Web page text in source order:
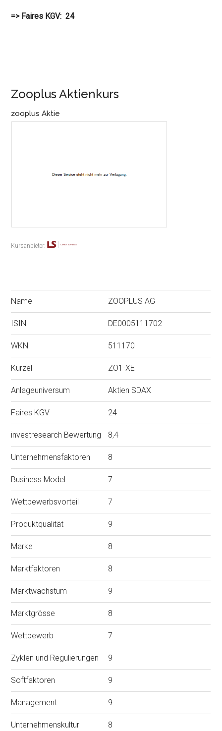
=> Faires KGV: 24
Zooplus Aktienkurs
zooplus Aktie
Kursanbieter:
Name ZOOPLUS AG
ISIN DE0005111702
WKN 511170
Kürzel ZO1-XE
Anlageuniversum Aktien SDAX
Faires KGV 24
investresearch Bewertung 8,4
Unternehmensfaktoren 8
Business Model 7
Wettbewerbsvorteil 7
Produktqualität 9
Marke 8
Marktfaktoren 8
Marktwachstum 9
Marktgrösse 8
Wettbewerb 7
Zyklen und Regulierungen 9
Softfaktoren 9
Management 9
Unternehmenskultur 8